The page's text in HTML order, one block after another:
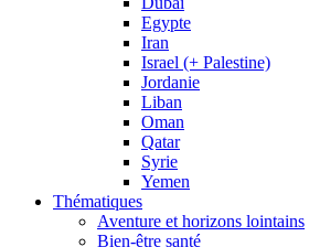
Egypte
Iran
Israel (+ Palestine)
Jordanie
Liban
Oman
Qatar
Syrie
Yemen
Thématiques
Aventure et horizons lointains
Bien-être santé